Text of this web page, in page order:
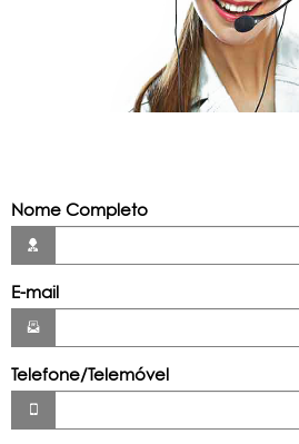
Nome Completo
E-mail
Telefone/Telemóvel